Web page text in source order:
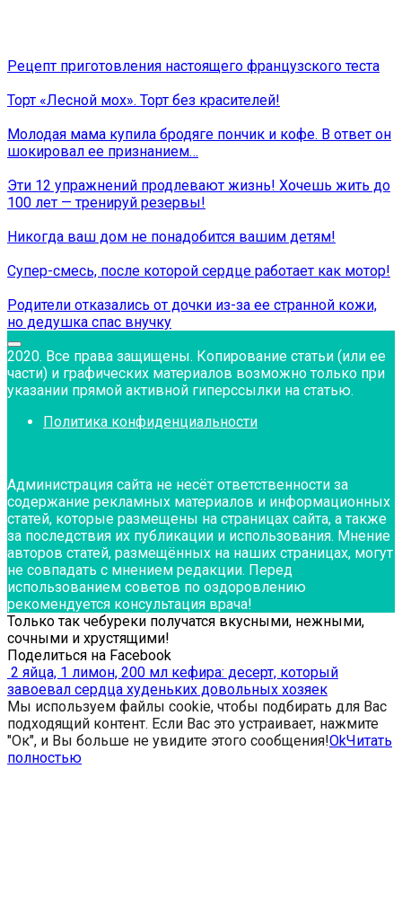
Рецепт приготовления настоящего французского теста
Торт «Лесной мох». Торт без красителей!
Молодая мама купила бродяге пончик и кофе. В ответ он
шокировал ее признанием…
Эти 12 упражнений продлевают жизнь! Хочешь жить до
100 лет — тренируй резервы!
Никогда ваш дом не понадобится вашим детям!
Супер-смесь, после которой сердце работает как мотор!
Родители отказались от дочки из-за ее странной кожи,
но дедушка спас внучку
2020. Все права защищены. Копирование статьи (или ее
части) и графических материалов возможно только при
указании прямой активной гиперссылки на статью.
Политика конфиденциальности
Администрация сайта не несёт ответственности за
содержание рекламных материалов и информационных
статей, которые размещены на страницах сайта, а также
за последствия их публикации и использования. Мнение
авторов статей, размещённых на наших страницах, могут
не совпадать с мнением редакции. Перед
использованием советов по оздоровлению
рекомендуется консультация врача!
Только так чебуреки получатся вкусными, нежными,
сочными и хрустящими!
Поделиться на Facebook
2 яйца, 1 лимон, 200 мл кефира: десерт, который
завоевал сердца худеньких довольных хозяек
Мы используем файлы cookie, чтобы подбирать для Вас
подходящий контент. Если Вас это устраивает, нажмите
"Ок", и Вы больше не увидите этого сообщения!OkЧитать
полностью